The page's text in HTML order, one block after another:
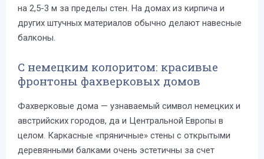
на 2,5-3 м за пределы стен. На домах из кирпича и
других штучных материалов обычно делают навесные
балконы.
С немецким колоритом: красивые
фронтоны фахверковых домов
Фахверковые дома — узнаваемый символ немецких и
австрийских городов, да и Центральной Европы в
целом. Каркасные «пряничные» стены с открытыми
деревянными балками очень эстетичны за счет